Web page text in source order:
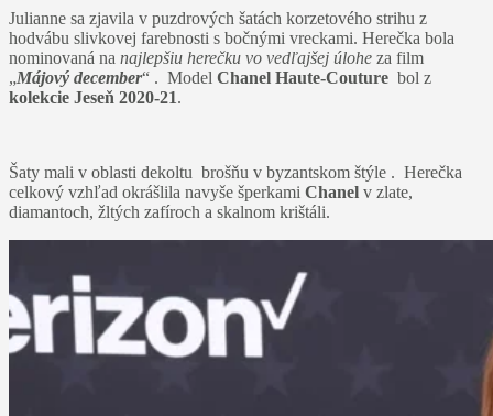
Julianne sa zjavila v puzdrových šatách korzetového strihu z
hodvábu slivkovej farebnosti s bočnými vreckami. Herečka bola
nominovaná na najlepšiu herečku vo vedľajšej úlohe za film
„Májový december“ . Model Chanel Haute-Couture bol z
kolekcie Jeseň 2020-21.
Šaty mali v oblasti dekoltu brošňu v byzantskom štýle . Herečka
celkový vzhľad okrášlila navyše šperkami Chanel v zlate,
diamantoch, žltých zafíroch a skalnom krištáli.